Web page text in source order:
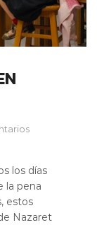
los días
la pena
estos
Nazaret